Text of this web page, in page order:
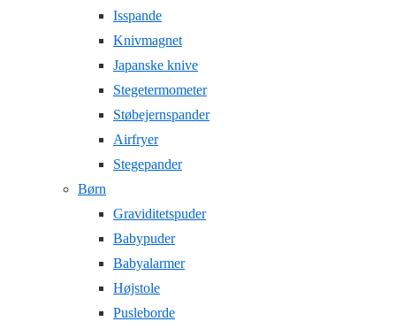
Isspande
Knivmagnet
Japanske knive
Stegetermometer
Støbejernspander
Airfryer
Stegepander
Børn
Graviditetspuder
Babypuder
Babyalarmer
Højstole
Pusleborde